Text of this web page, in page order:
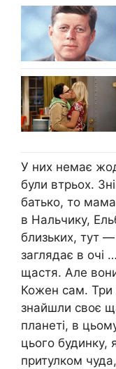
У них немає
були втрьох.
батько, то
в Нальчику,
близьких, тут
заглядає в очі
щастя. Але
Кожен сам. Три
знайшли своє
планеті, в
цього будинку,
притулком